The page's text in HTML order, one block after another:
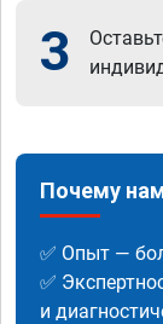
3
Почему
✅ Опыт —
✅
и